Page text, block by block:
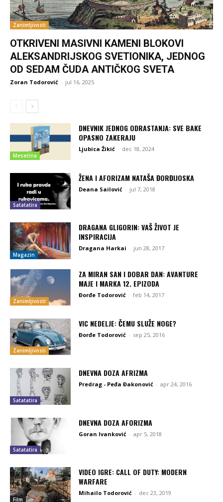
Zanimljivosti
OTKRIVENI MASIVNI KAMENI BLOKOVI
ALEKSANDRIJSKOG SVETIONIKA, JEDNOG
OD SEDAM ČUDA ANTIČKOG SVETA
Zoran Todorović - jul 16, 2025
Mesečina
DNEVNIK JEDNOG ODRASTANJA: SVE BAKE
OPASNO ZAKERAJU
Ljubica Žikić - dec 18, 2024
Satatatira
ŽENA I AFORIZAM NATAŠA ĐORĐIJOSKA
Deana Sailović - jul 7, 2018
Magazin
DRAGANA GLIGORIN: VAŠ ŽIVOT JE
INSPIRACIJA
Dragana Harkai - jun 28, 2017
Zanimljivosti
ZA MIRAN SAN I DOBAR DAN: AVANTURE
MAJE I MARKA 12. EPIZODA
Đorđe Todorović - feb 14, 2017
Zanimljivosti
VIC NEDELJE: ČEMU SLUŽE NOGE?
Đorđe Todorović - sep 25, 2016
Satatatira
DNEVNA DOZA AFRIZMA
Predrag - Peđa Đakonović - apr 24, 2016
Satatatira
DNEVNA DOZA AFORIZMA
Goran Ivanković - apr 5, 2018
Film
VIDEO IGRE: CALL OF DUTY: MODERN
WARFARE
Mihailo Todorović - dec 23, 2019